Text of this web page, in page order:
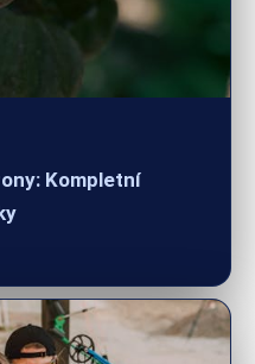
Kompletní